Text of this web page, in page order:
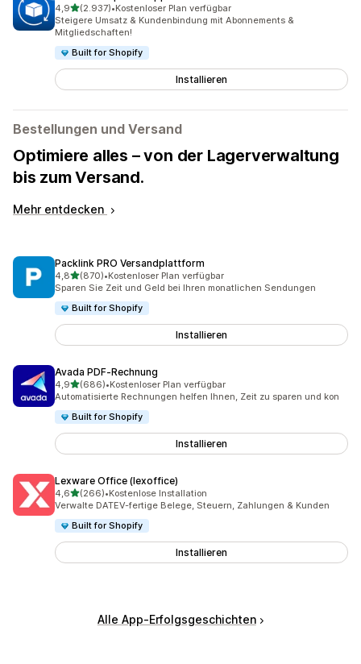
4,9von 5 Sternen
(2.937)
2937 Rezensionen insgesamt
•Kostenloser Plan verfügbar
Steigere Umsatz & Kundenbindung mit Abonnements &
Mitgliedschaften!
Built for Shopify
Installieren
Bestellungen und Versand
Optimiere alles – von der Lagerverwaltung
bis zum Versand.
Mehr entdecken
Packlink PRO Versandplattform
4,8von 5 Sternen
(870)
870 Rezensionen insgesamt
•Kostenloser Plan verfügbar
Sparen Sie Zeit und Geld bei Ihren monatlichen Sendungen
Built for Shopify
Installieren
Avada PDF‑Rechnung
4,9von 5 Sternen
(686)
686 Rezensionen insgesamt
•Kostenloser Plan verfügbar
Automatisierte Rechnungen helfen Ihnen, Zeit zu sparen und kon
Built for Shopify
Installieren
Lexware Office (lexoffice)
4,6von 5 Sternen
(266)
266 Rezensionen insgesamt
•Kostenlose Installation
Verwalte DATEV-fertige Belege, Steuern, Zahlungen & Kunden
Built for Shopify
Installieren
Alle App-Erfolgsgeschichten